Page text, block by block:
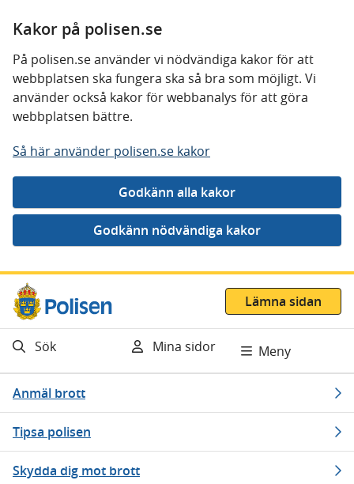
Kakor på polisen.se
På polisen.se använder vi nödvändiga kakor för att
webbplatsen ska fungera ska så bra som möjligt. Vi
använder också kakor för webbanalys för att göra
webbplatsen bättre.
Så här använder polisen.se kakor
Gå direkt till innehåll
Lämna sidan
Sök Mina sidor Meny
Anmäl brott
Tipsa polisen
Skydda dig mot brott